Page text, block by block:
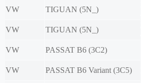
VW
TIGUAN (5N_)
VW
TIGUAN (5N_)
VW
PASSAT B6 (3C2)
VW
PASSAT B6 Variant (3C5)